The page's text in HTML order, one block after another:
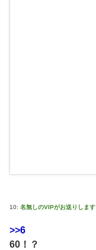
10: 名無しのVIPがお送りします
>>6
60！？